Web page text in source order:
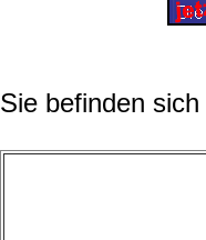
Sie befinden